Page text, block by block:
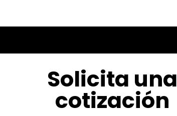
Solicita una
cotización